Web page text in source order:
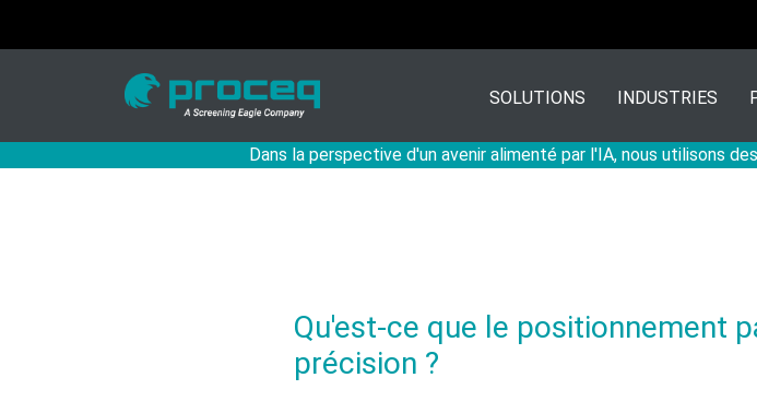
Dans la perspective d'un avenir alimenté par l'IA, nous utilisons
SOLUTIONS INDUSTRIES
Qu'est-ce que le positionnement
précision ?